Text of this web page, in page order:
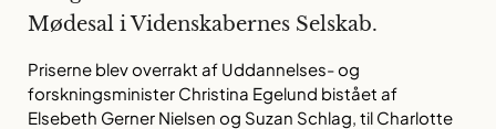
Mødesal i Videnskabernes Selskab.
Priserne blev overrakt af Uddannelses- og
forskningsminister Christina Egelund bistået af
Elsebeth Gerner Nielsen og Suzan Schlag, til Charlotte